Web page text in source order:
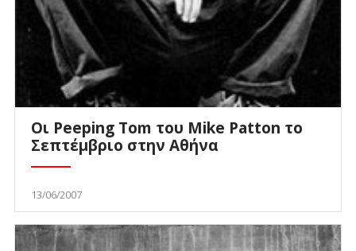
Οι Peeping Tom του Mike Patton το
Σεπτέμβριο στην Αθήνα
13/06/2007